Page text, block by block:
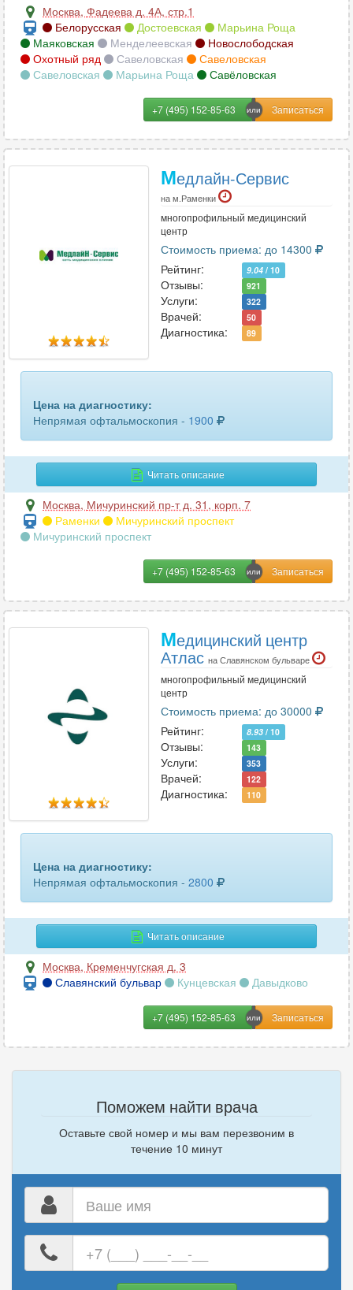
Риноскопия
Скиаскопия
Стробоскопия
2
Трахеобронхоскопия 17
Фарингоскопия
Эзофагогастродуоденоскопия (ЭФГДС)
ЭРХПГ
Москва, Фадеева д. 4А, стр.1
Белорусская
Достоевская
Марьина Роща
Маяковская
Менделеевская
Новослободская
Охотный ряд
Савеловская
Савеловская
Савеловская
Марьина Роща Савёловская
+7 (495) 152-85-63
Медлайн-Сервис
на м.Раменки
многопрофильный медицинский
центр
Стоимость приема: до 14300
Рейтинг:
9.04 / 10
Отзывы: 921
Услуги: 322
Врачей: 50
Диагностика: 89
Цена на диагностику:
Непрямая офтальмоскопия - 1900
Читать описание
Москва, Мичуринский пр-т д. 31, корп. 7
Раменки
Мичуринский проспект
Мичуринский проспект
+7 (495) 152-85-63
Медицинский центр
Атлас на Славянском бульваре
многопрофильный медицинский
центр
Стоимость приема: до 30000
Рейтинг:
8.93 / 10
Отзывы: 143
Услуги: 353
Врачей: 122
Диагностика: 110
Цена на диагностику:
Непрямая офтальмоскопия - 2800
Читать описание
Москва, Кременчугская д. 3
Славянский бульвар
Кунцевская Давыдково
+7 (495) 152-85-63
Поможем найти врача
Оставьте свой номер и мы вам перезвоним в
течение 10 минут
номер
телефона